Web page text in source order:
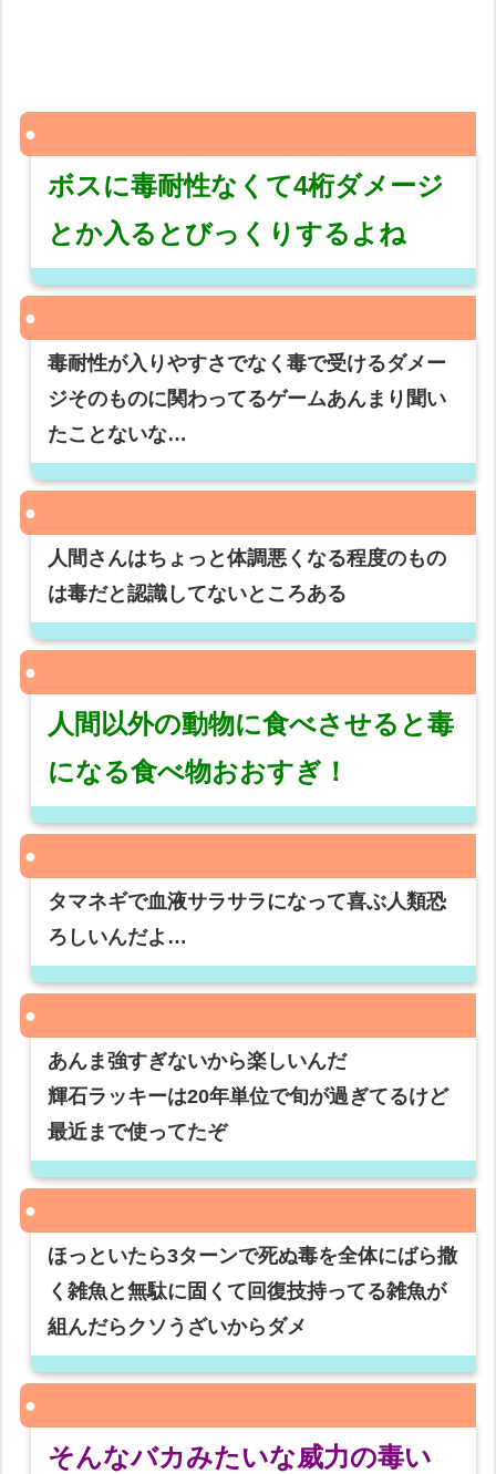
ボスに毒耐性なくて4桁ダメージ
とか入るとびっくりするよね
毒耐性が入りやすさでなく毒で受けるダメー
ジそのものに関わってるゲームあんまり聞い
たことないな…
人間さんはちょっと体調悪くなる程度のもの
は毒だと認識してないところある
人間以外の動物に食べさせると毒
になる食べ物おおすぎ！
タマネギで血液サラサラになって喜ぶ人類恐
ろしいんだよ…
あんま強すぎないから楽しいんだ
輝石ラッキーは20年単位で旬が過ぎてるけど
最近まで使ってたぞ
ほっといたら3ターンで死ぬ毒を全体にばら撒
く雑魚と無駄に固くて回復技持ってる雑魚が
組んだらクソうざいからダメ
そんなバカみたいな威力の毒い